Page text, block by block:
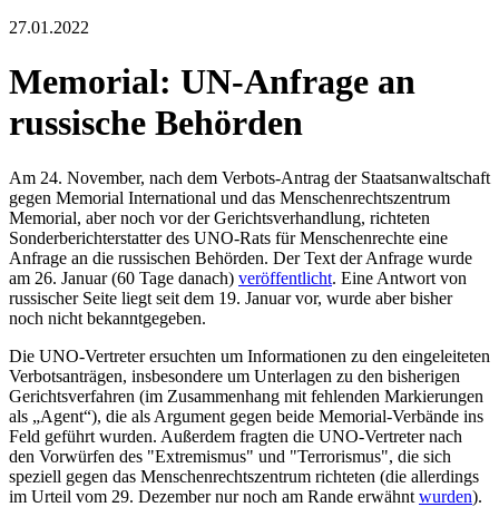
27.01.2022
Memorial: UN-Anfrage an
russische Behörden
Am 24. November, nach dem Verbots-Antrag der Staatsanwaltschaft
gegen Memorial International und das Menschenrechtszentrum
Memorial, aber noch vor der Gerichtsverhandlung, richteten
Sonderberichterstatter des UNO-Rats für Menschenrechte eine
Anfrage an die russischen Behörden. Der Text der Anfrage wurde
am 26. Januar (60 Tage danach) veröffentlicht. Eine Antwort von
russischer Seite liegt seit dem 19. Januar vor, wurde aber bisher
noch nicht bekanntgegeben.
Die UNO-Vertreter ersuchten um Informationen zu den eingeleiteten
Verbotsanträgen, insbesondere um Unterlagen zu den bisherigen
Gerichtsverfahren (im Zusammenhang mit fehlenden Markierungen
als „Agent“), die als Argument gegen beide Memorial-Verbände ins
Feld geführt wurden. Außerdem fragten die UNO-Vertreter nach
den Vorwürfen des "Extremismus" und "Terrorismus", die sich
speziell gegen das Menschenrechtszentrum richteten (die allerdings
im Urteil vom 29. Dezember nur noch am Rande erwähnt wurden).